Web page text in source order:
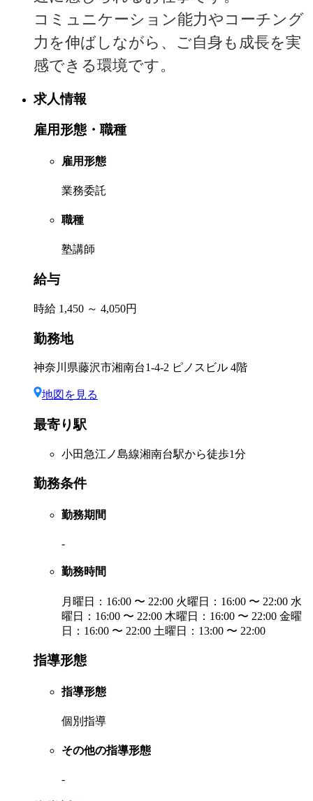
コミュニケーション能力やコーチング
力を伸ばしながら、ご自身も成長を実
感できる環境です。
求人情報
雇用形態・職種
雇用形態
業務委託
職種
塾講師
給与
時給 1,450 ～ 4,050円
勤務地
神奈川県藤沢市湘南台1-4-2 ピノスビル 4階
地図を見る
最寄り駅
小田急江ノ島線湘南台駅から徒歩1分
勤務条件
勤務期間
-
勤務時間
月曜日：16:00 〜 22:00 火曜日：16:00 〜 22:00 水
曜日：16:00 〜 22:00 木曜日：16:00 〜 22:00 金曜
日：16:00 〜 22:00 土曜日：13:00 〜 22:00
指導形態
指導形態
個別指導
その他の指導形態
-